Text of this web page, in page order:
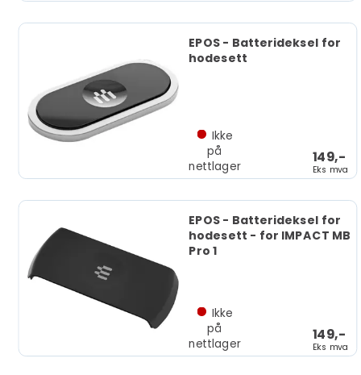
EPOS - Batterideksel for
hodesett
149,-
Eks mva
Ikke
på
nettlager
EPOS - Batterideksel for
hodesett - for IMPACT MB
Pro 1
149,-
Eks mva
Ikke
på
nettlager